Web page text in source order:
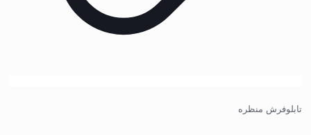
تابلوفرش منظره